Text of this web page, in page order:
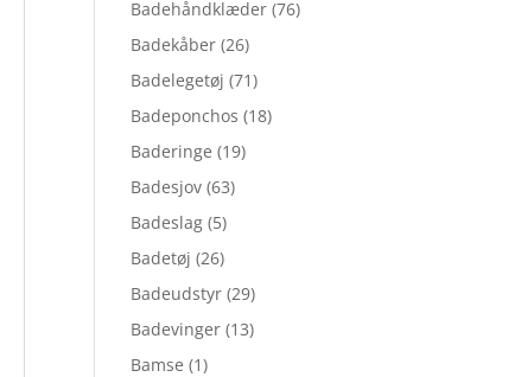
Badehåndklæder (76)
Badekåber (26)
Badelegetøj (71)
Badeponchos (18)
Baderinge (19)
Badesjov (63)
Badeslag (5)
Badetøj (26)
Badeudstyr (29)
Badevinger (13)
Bamse (1)